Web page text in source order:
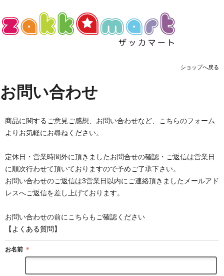
ショップへ戻る
お問い合わせ
商品に関するご意見ご感想、お問い合わせなど、こちらのフォーム
よりお気軽にお尋ねください。
定休日・営業時間外に頂きましたお問合せの確認・ご返信は営業日
に順次行わせて頂いておりますので予めご了承下さい。
お問い合わせのご返信は3営業日以内にご連絡頂きましたメールアド
レスへご返信を差し上げております。
お問い合わせの前にこちらもご確認ください
【よくある質問】
お名前 ＊